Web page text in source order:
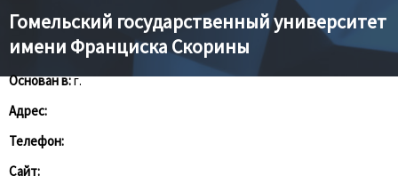
Гомельский государственный университет
имени Франциска Скорины
Основан в:г.
Адрес:
Телефон:
Сайт: